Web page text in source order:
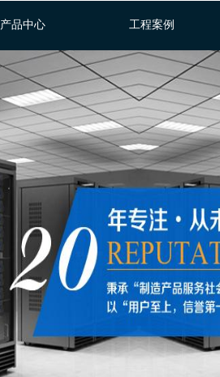
产品中心 工程案例